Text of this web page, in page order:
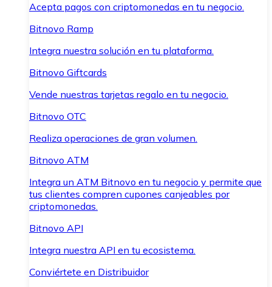
Acepta pagos con criptomonedas en tu negocio.
Bitnovo Ramp
Integra nuestra solución en tu plataforma.
Bitnovo Giftcards
Vende nuestras tarjetas regalo en tu negocio.
Bitnovo OTC
Realiza operaciones de gran volumen.
Bitnovo ATM
Integra un ATM Bitnovo en tu negocio y permite que
tus clientes compren cupones canjeables por
criptomonedas.
Bitnovo API
Integra nuestra API en tu ecosistema.
Conviértete en Distribuidor